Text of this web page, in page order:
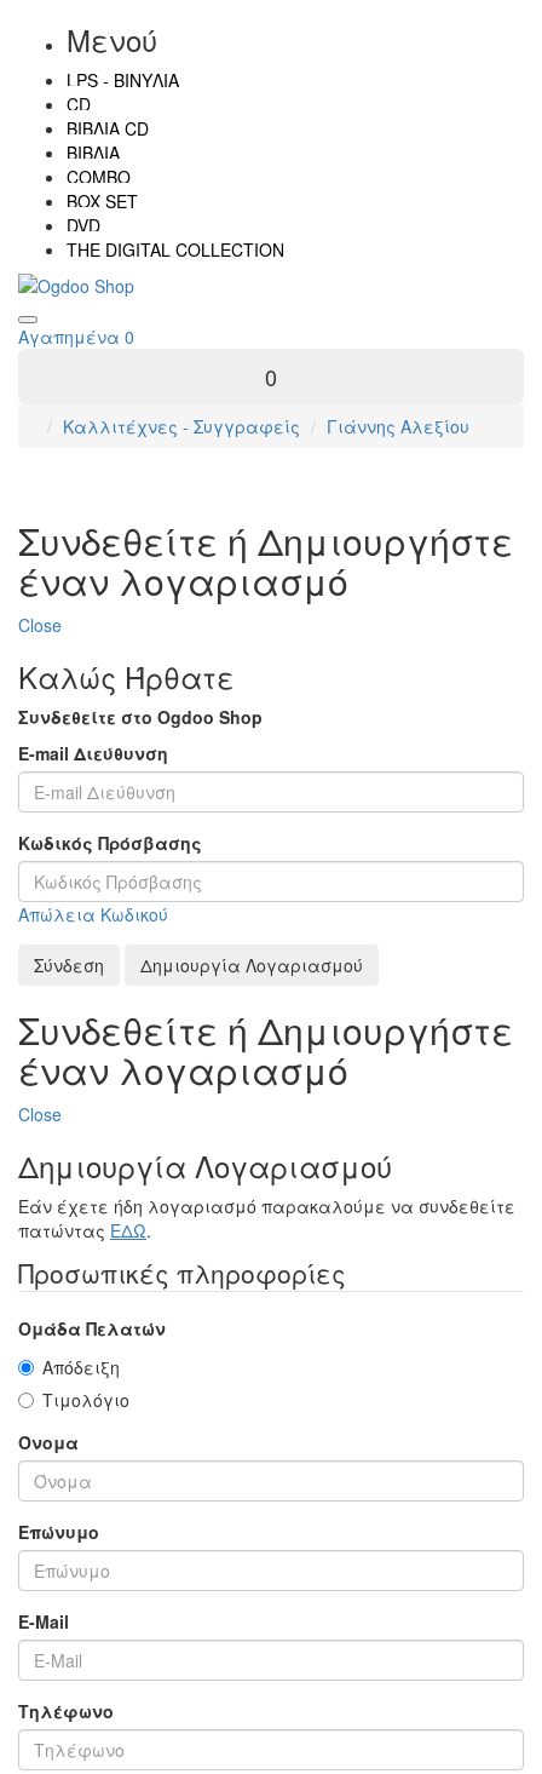
Μενού
LPS - ΒΙΝΎΛΙΑ
CD
ΒΙΒΛΊΑ CD
ΒΙΒΛΊΑ
COMBO
BOX SET
DVD
THE DIGITAL COLLECTION
Αγαπημένα 0
0
Καλλιτέχνες - Συγγραφείς Γιάννης Αλεξίου
Συνδεθείτε ή Δημιουργήστε
έναν λογαριασμό
Close
Καλώς Ήρθατε
Συνδεθείτε στο Ogdoo Shop
E-mail Διεύθυνση
Κωδικός Πρόσβασης
Απώλεια Κωδικού
Σύνδεση Δημιουργία Λογαριασμού
Συνδεθείτε ή Δημιουργήστε
έναν λογαριασμό
Close
Δημιουργία Λογαριασμού
Εάν έχετε ήδη λογαριασμό παρακαλούμε να συνδεθείτε
πατώντας ΕΔΩ.
Προσωπικές πληροφορίες
Ομάδα Πελατών
Απόδειξη
Τιμολόγιο
Όνομα
Επώνυμο
E-Mail
Τηλέφωνο